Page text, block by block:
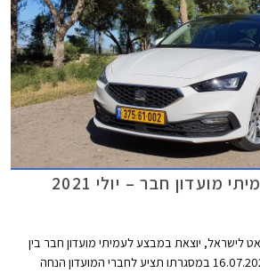
מועדון חבר – יולי 2021
לישראל, יוצאת במבצע לעמיתי מועדון חבר בין
התאריכים 16.07.2021-20.08.2021 במסגרתו תציע לחברי המועדון הנחה